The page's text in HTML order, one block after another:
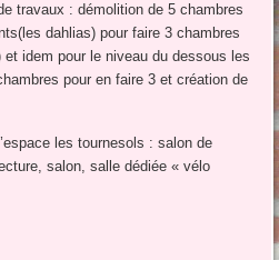
travaux : démolition de 5 chambres
dahlias) pour faire 3 chambres
idem pour le niveau du dessous les
pour en faire 3 et création de
les tournesols : salon de
salon, salle dédiée « vélo